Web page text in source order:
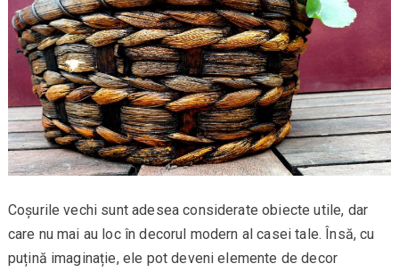
Coșurile vechi sunt adesea considerate obiecte utile, dar
care nu mai au loc în decorul modern al casei tale. Însă, cu
puțină imaginație, ele pot deveni elemente de decor